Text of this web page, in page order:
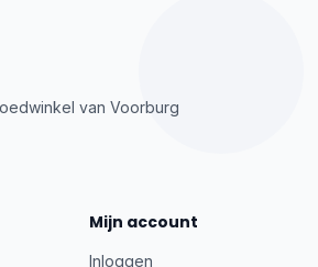
van Voorburg
Mijn account
Inloggen